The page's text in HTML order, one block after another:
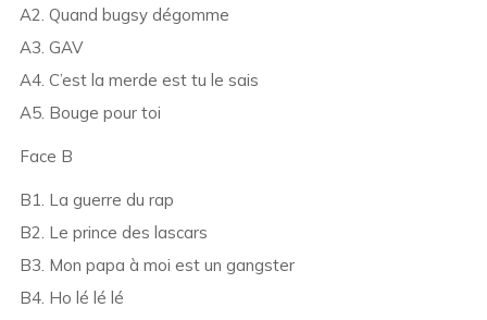
A2. Quand bugsy dégomme
A3. GAV
A4. C’est la merde est tu le sais
A5. Bouge pour toi
Face B
B1. La guerre du rap
B2. Le prince des lascars
B3. Mon papa à moi est un gangster
B4. Ho lé lé lé